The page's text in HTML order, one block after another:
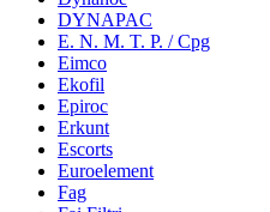
DYNAPAC
E. N. M. T. P. / Cpg
Eimco
Ekofil
Epiroc
Erkunt
Escorts
Euroelement
Fag